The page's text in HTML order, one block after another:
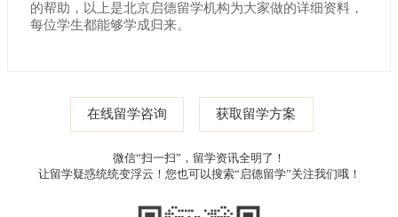
的帮助，以上是北京启德留学机构为大家做的详细资料，
每位学生都能够学成归来。
在线留学咨询 获取留学方案
微信“扫一扫”，留学资讯全明了！
让留学疑惑统统变浮云！您也可以搜索“启德留学”关注我们哦！